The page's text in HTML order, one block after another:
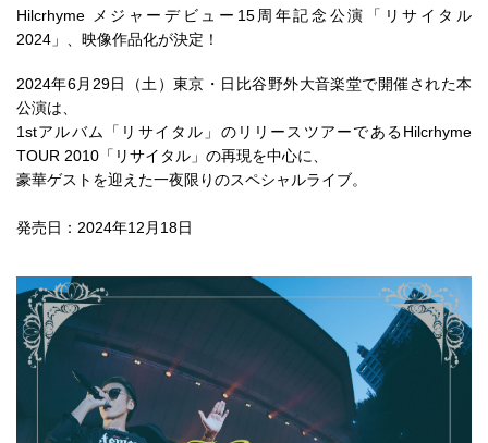
Fanclub
TOC'S Place
4Seasons
Mobile
Sign In
Hilcrhyme メジャーデビュー15周年記念公演「リサイタル
2024」、映像作品化が決定！
2024年6月29日（土）東京・日比谷野外大音楽堂で開催された本
公演は、
1stアルバム「リサイタル」のリリースツアーであるHilcrhyme
TOUR 2010「リサイタル」の再現を中心に、
豪華ゲストを迎えた一夜限りのスペシャルライブ。
発売日：2024年12月18日